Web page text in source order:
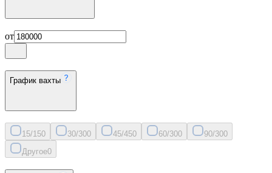
от
График вахты
15/150 30/300 45/450 60/300 90/300
Другое0